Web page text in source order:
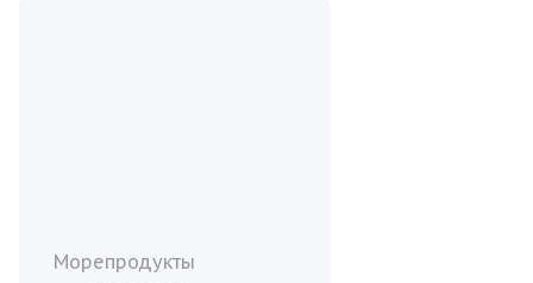
Морепродукты